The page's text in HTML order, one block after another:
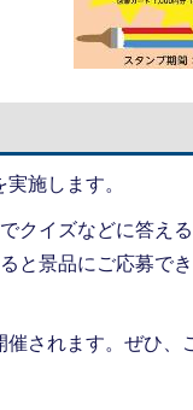
施します。
クイズなどに答え
と景品にご応募で
されます。ぜひ、